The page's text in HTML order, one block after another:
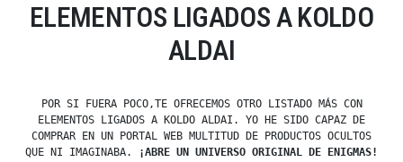
ELEMENTOS LIGADOS A KOLDO
ALDAI
POR SI FUERA POCO,TE OFRECEMOS OTRO LISTADO MÁS CON
ELEMENTOS LIGADOS A KOLDO ALDAI. YO HE SIDO CAPAZ DE
COMPRAR EN UN PORTAL WEB MULTITUD DE PRODUCTOS OCULTOS
QUE NI IMAGINABA.
¡ABRE UN UNIVERSO ORIGINAL DE ENIGMAS!